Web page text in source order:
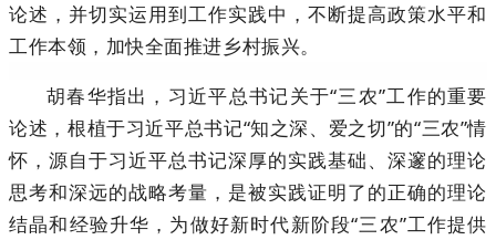
论述，并切实运用到工作实践中，不断提高政策水平和
工作本领，加快全面推进乡村振兴。
胡春华指出，习近平总书记关于“三农”工作的重要
论述，根植于习近平总书记“知之深、爱之切”的“三农”情
怀，源自于习近平总书记深厚的实践基础、深邃的理论
思考和深远的战略考量，是被实践证明了的正确的理论
结晶和经验升华，为做好新时代新阶段“三农”工作提供